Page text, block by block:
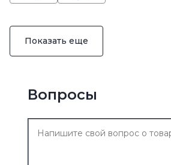
Показать еще
Вопросы